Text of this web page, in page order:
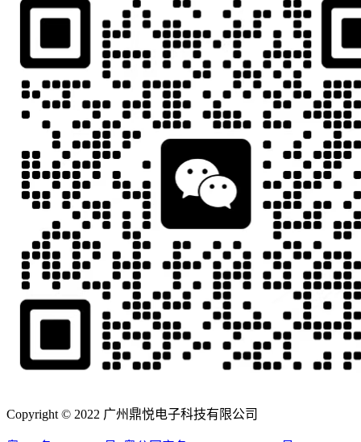
Copyright © 2022 广州鼎悦电子科技有限公司